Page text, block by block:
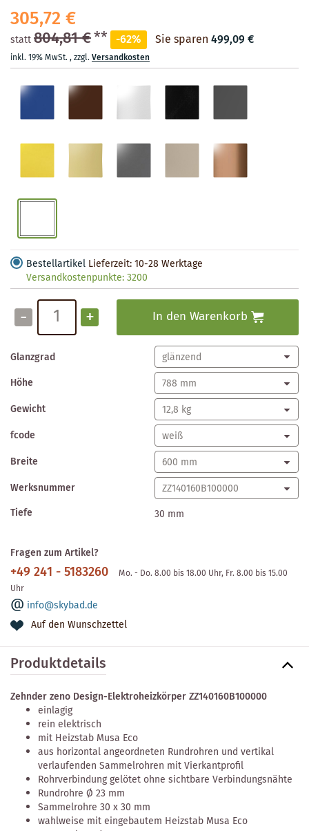
305,72 €
statt804,81 €** -62% Sie sparen 499,09 €
inkl. 19% MwSt.,zzgl.Versandkosten
Bestellartikel Lieferzeit: 10-28 Werktage
Versandkostenpunkte:3200
- + In den Warenkorb
Glanzgrad
Höhe
Gewicht
fcode
Breite
Werksnummer
Tiefe
30 mm
Fragen zum Artikel?
+49 241 - 5183260
Mo. - Do. 8.00 bis 18.00 Uhr, Fr. 8.00 bis 15.00
Uhr
info@skybad.de
Auf den Wunschzettel
Produktdetails
Zehnder zeno Design-Elektroheizkörper ZZ140160B100000
einlagig
rein elektrisch
mit Heizstab Musa Eco
aus horizontal angeordneten Rundrohren und vertikal
verlaufenden Sammelrohren mit Vierkantprofil
Rohrverbindung gelötet ohne sichtbare Verbindungsnähte
Rundrohre Ø 23 mm
Sammelrohre 30 x 30 mm
wahlweise mit eingebautem Heizstab Musa Eco